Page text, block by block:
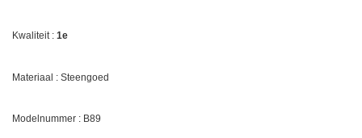
Kwaliteit : 1e
Materiaal : Steengoed
Modelnummer : B89